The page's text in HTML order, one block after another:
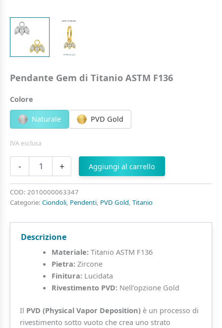
Pendante Gem di Titanio ASTM F136
Colore
Naturale PVD Gold
IVA esclusa
-
Pendante
Gem
Titanio
ASTM
quantità
+ Aggiungi al carrello
COD: 2010000063347
Categorie: Ciondoli, Pendenti, PVD Gold, Titanio
Descrizione
Materiale:Titanio ASTM F136
Pietra:Zircone
Finitura:Lucidata
Rivestimento PVD:Nell’opzione Gold
Il PVD (Physical Vapor Deposition)è un processo di
rivestimento sotto vuoto che crea uno strato